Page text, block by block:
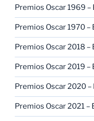
Premios Oscar 1969
Premios Oscar 1970
Premios Oscar 2018
Premios Oscar 2019 –
Premios Oscar 2020
Premios Oscar 2021